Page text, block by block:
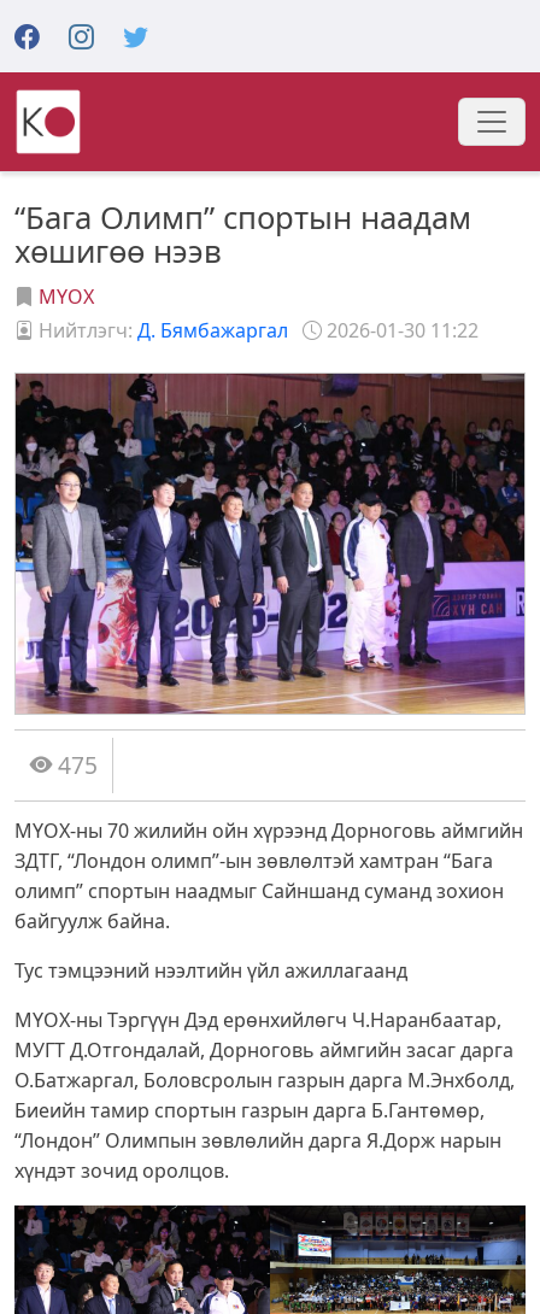
“Бага Олимп” спортын наадам
хөшигөө нээв
МҮОХ
Нийтлэгч: Д. Бямбажаргал 2026-01-30 11:22
475
МҮОХ-ны 70 жилийн ойн хүрээнд Дорноговь аймгийн
ЗДТГ, “Лондон олимп”-ын зөвлөлтэй хамтран “Бага
олимп” спортын наадмыг Сайншанд суманд зохион
байгуулж байна.
Тус тэмцээний нээлтийн үйл ажиллагаанд
МҮОХ-ны Тэргүүн Дэд ерөнхийлөгч Ч.Наранбаатар,
МУГТ Д.Отгондалай, Дорноговь аймгийн засаг дарга
О.Батжаргал, Боловсролын газрын дарга М.Энхболд,
Биеийн тамир спортын газрын дарга Б.Гантөмөр,
“Лондон” Олимпын зөвлөлийн дарга Я.Дорж нарын
хүндэт зочид оролцов.